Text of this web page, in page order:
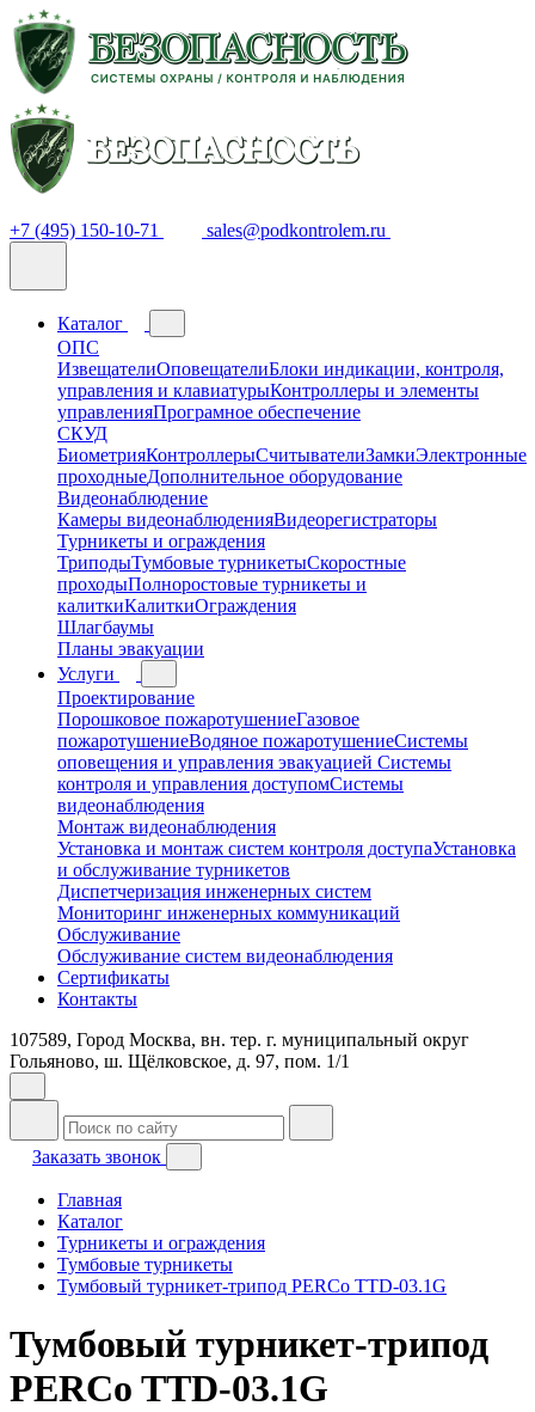
+7 (495) 150-10-71 sales@podkontrolem.ru
Каталог
ОПС
ИзвещателиОповещателиБлоки индикации, контроля,
управления и клавиатурыКонтроллеры и элементы
управленияПрограмное обеспечение
СКУД
БиометрияКонтроллерыСчитывателиЗамкиЭлектронные
проходныеДополнительное оборудование
Видеонаблюдение
Камеры видеонаблюденияВидеорегистраторы
Турникеты и ограждения
ТриподыТумбовые турникетыСкоростные
проходыПолноростовые турникеты и
калиткиКалиткиОграждения
Шлагбаумы
Планы эвакуации
Услуги
Проектирование
Порошковое пожаротушениеГазовое
пожаротушениеВодяное пожаротушениеСистемы
оповещения и управления эвакуацией Системы
контроля и управления доступомСистемы
видеонаблюдения
Монтаж видеонаблюдения
Установка и монтаж систем контроля доступаУстановка
и обслуживание турникетов
Диспетчеризация инженерных систем
Мониторинг инженерных коммуникаций
Обслуживание
Обслуживание систем видеонаблюдения
Сертификаты
Контакты
107589, Город Москва, вн. тер. г. муниципальный округ
Гольяново, ш. Щёлковское, д. 97, пом. 1/1
Заказать звонок
Главная
Каталог
Турникеты и ограждения
Тумбовые турникеты
Тумбовый турникет-трипод PERCo TTD-03.1G
Тумбовый турникет-трипод
PERCo TTD-03.1G